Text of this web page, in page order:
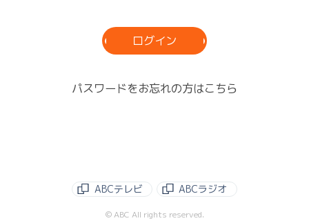
ログイン
パスワードをお忘れの方はこちら
ABCテレビ ABCラジオ
© ABC All rights reserved.